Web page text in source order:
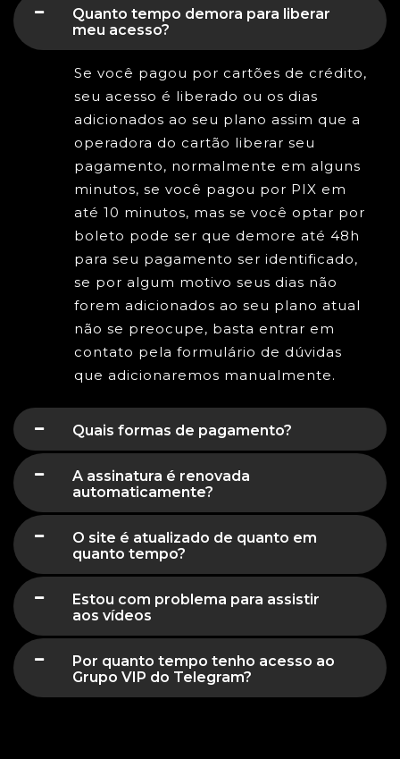
Quanto tempo demora para liberar
meu acesso?
Se você pagou por cartões de crédito,
seu acesso é liberado ou os dias
adicionados ao seu plano assim que a
operadora do cartão liberar seu
pagamento, normalmente em alguns
minutos, se você pagou por PIX em
até 10 minutos, mas se você optar por
boleto pode ser que demore até 48h
para seu pagamento ser identificado,
se por algum motivo seus dias não
forem adicionados ao seu plano atual
não se preocupe, basta entrar em
contato pela formulário de dúvidas
que adicionaremos manualmente.
Quais formas de pagamento?
A assinatura é renovada
automaticamente?
O site é atualizado de quanto em
quanto tempo?
Estou com problema para assistir
aos vídeos
Por quanto tempo tenho acesso ao
Grupo VIP do Telegram?